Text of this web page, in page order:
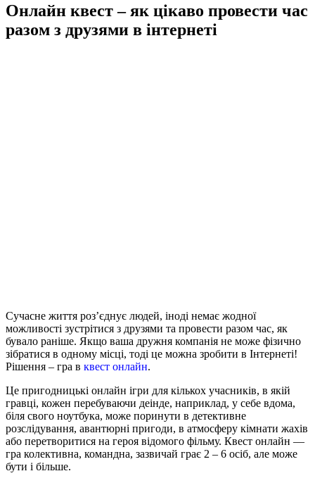
Онлайн квест – як цікаво провести час
разом з друзями в інтернеті
Сучасне життя роз’єднує людей, іноді немає жодної
можливості зустрітися з друзями та провести разом час, як
бувало раніше. Якщо ваша дружня компанія не може фізично
зібратися в одному місці, тоді це можна зробити в Інтернеті!
Рішення – гра в квест онлайн.
Це пригодницькі онлайн ігри для кількох учасників, в якій
гравці, кожен перебуваючи деінде, наприклад, у себе вдома,
біля свого ноутбука, може поринути в детективне
розслідування, авантюрні пригоди, в атмосферу кімнати жахів
або перетворитися на героя відомого фільму. Квест онлайн —
гра колективна, командна, зазвичай грає 2 – 6 осіб, але може
бути і більше.